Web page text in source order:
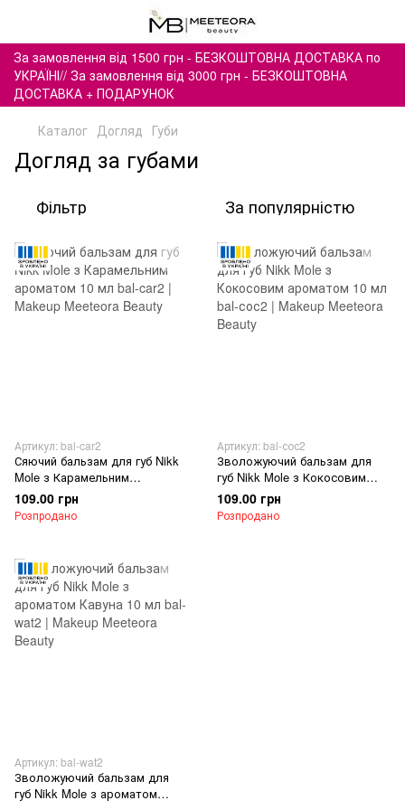
За замовлення від 1500 грн - БЕЗКОШТОВНА ДОСТАВКА по
УКРАЇНІ// За замовлення від 3000 грн - БЕЗКОШТОВНА
ДОСТАВКА + ПОДАРУНОК
Каталог Догляд Губи
Догляд за губами
Фільтр За популярністю
Артикул: bal-car2
Сяючий бальзам для губ Nikk
Mole з Карамельним
ароматом 10 мл
109.00 грн
Розпродано
Артикул: bal-сос2
Зволожуючий бальзам для
губ Nikk Mole з Кокосовим
ароматом 10 мл
109.00 грн
Розпродано
Артикул: bal-wat2
Зволожуючий бальзам для
губ Nikk Mole з ароматом